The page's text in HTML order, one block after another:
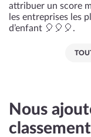
attribuer un score
les entreprises les
d’enfant 🎈🎈🎈.
Nous